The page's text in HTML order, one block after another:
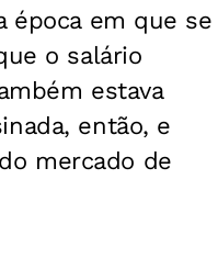
época em que se
o salário
estava
então, e
mercado de